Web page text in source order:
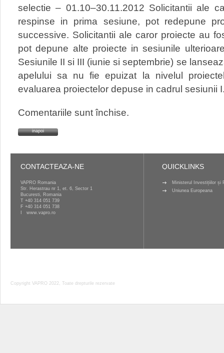
selectie – 01.10–30.11.2012 Solicitantii ale
respinse in prima sesiune, pot redepune
successive. Solicitantii ale caror proiecte au
pot depune alte proiecte in sesiunile
Sesiunile II si III (iunie si septembrie) se
apelului sa nu fie epuizat la nivelul
evaluarea proiectelor depuse in cadrul sesiunii
Comentariile sunt închise.
inapoi
CONTACTEAZA-NE
VAPRO Romania
Str. Herastrau nr 1, et. 6, Sector 1
Bucuresti, Romania
T +40 314 051 739
F +40 314 051 738
www.vapro.ro
QUICKLINKS
Ministerul Investițiilor și
Uniunea Europeana
Copyright VAPRO 2022, Toate drepturile rezervate